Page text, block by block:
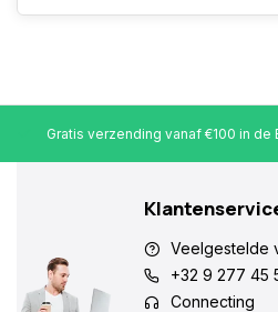
Gratis verzending vanaf €100 in de
Veelgestelde
+32 9 277 45
Connecting